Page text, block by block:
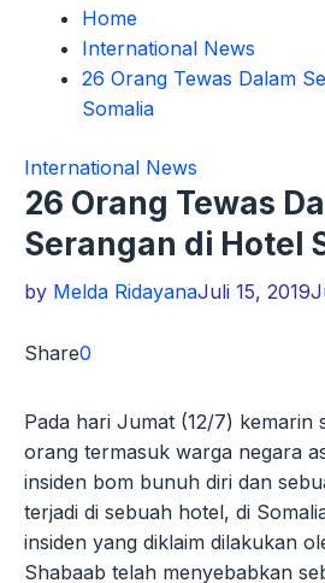
Home
International News
26 Orang Tewas Dalam
Somalia
International News
26 Orang Tewas
Serangan di Hotel
by Melda RidayanaJuli 15, 2019
Share0
Pada hari Jumat (12/7) kemarin
orang termasuk warga negara
insiden bom bunuh diri dan
terjadi di sebuah hotel, di
insiden yang diklaim dilakukan
Shabaab telah menyebabkan